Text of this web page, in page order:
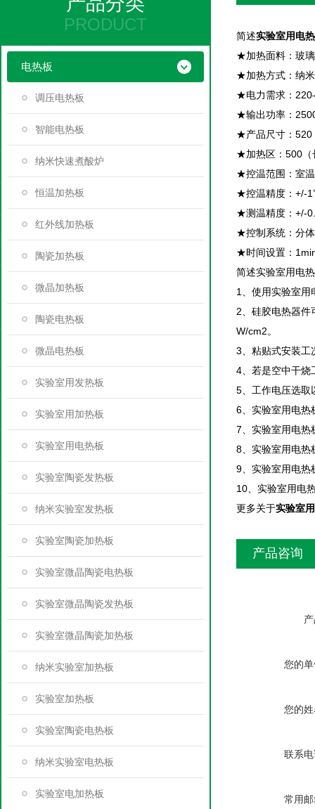
PRODUCT
电热板
调压电热板
智能电热板
纳米快速煮酸炉
恒温加热板
红外线加热板
陶瓷加热板
微晶加热板
陶瓷电热板
微晶电热板
实验室用发热板
实验室用加热板
实验室用电热板
实验室陶瓷发热板
纳米实验室发热板
实验室陶瓷加热板
实验室微晶陶瓷电热板
实验室微晶陶瓷发热板
实验室微晶陶瓷加热板
纳米实验室加热板
实验室加热板
实验室陶瓷电热板
纳米实验室电热板
实验室电加热板
简述实验室用电
★加热面料：玻
★加热方式：纳
★电力需求：
★输出功率：
★产品尺寸：520
★加热区：500（
★控温范围：室
★控温精度：+/-
★测温精度：
★控制系统：分
★时间设置：
简述实验室用电
1、使用实验室
2、硅胶电热器
W/cm2。
3、粘贴式安装
4、若是空中干烧
5、工作电压选取
6、实验室用电热
7、实验室用电热
8、实验室用电热
9、实验室用电热
10、实验室用电
更多关于实验室
产品咨询
您的
您的
联系
常用